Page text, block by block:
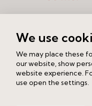
Liknande bostad
We use
We may place these
our website, show
website experience.
use open the settings.